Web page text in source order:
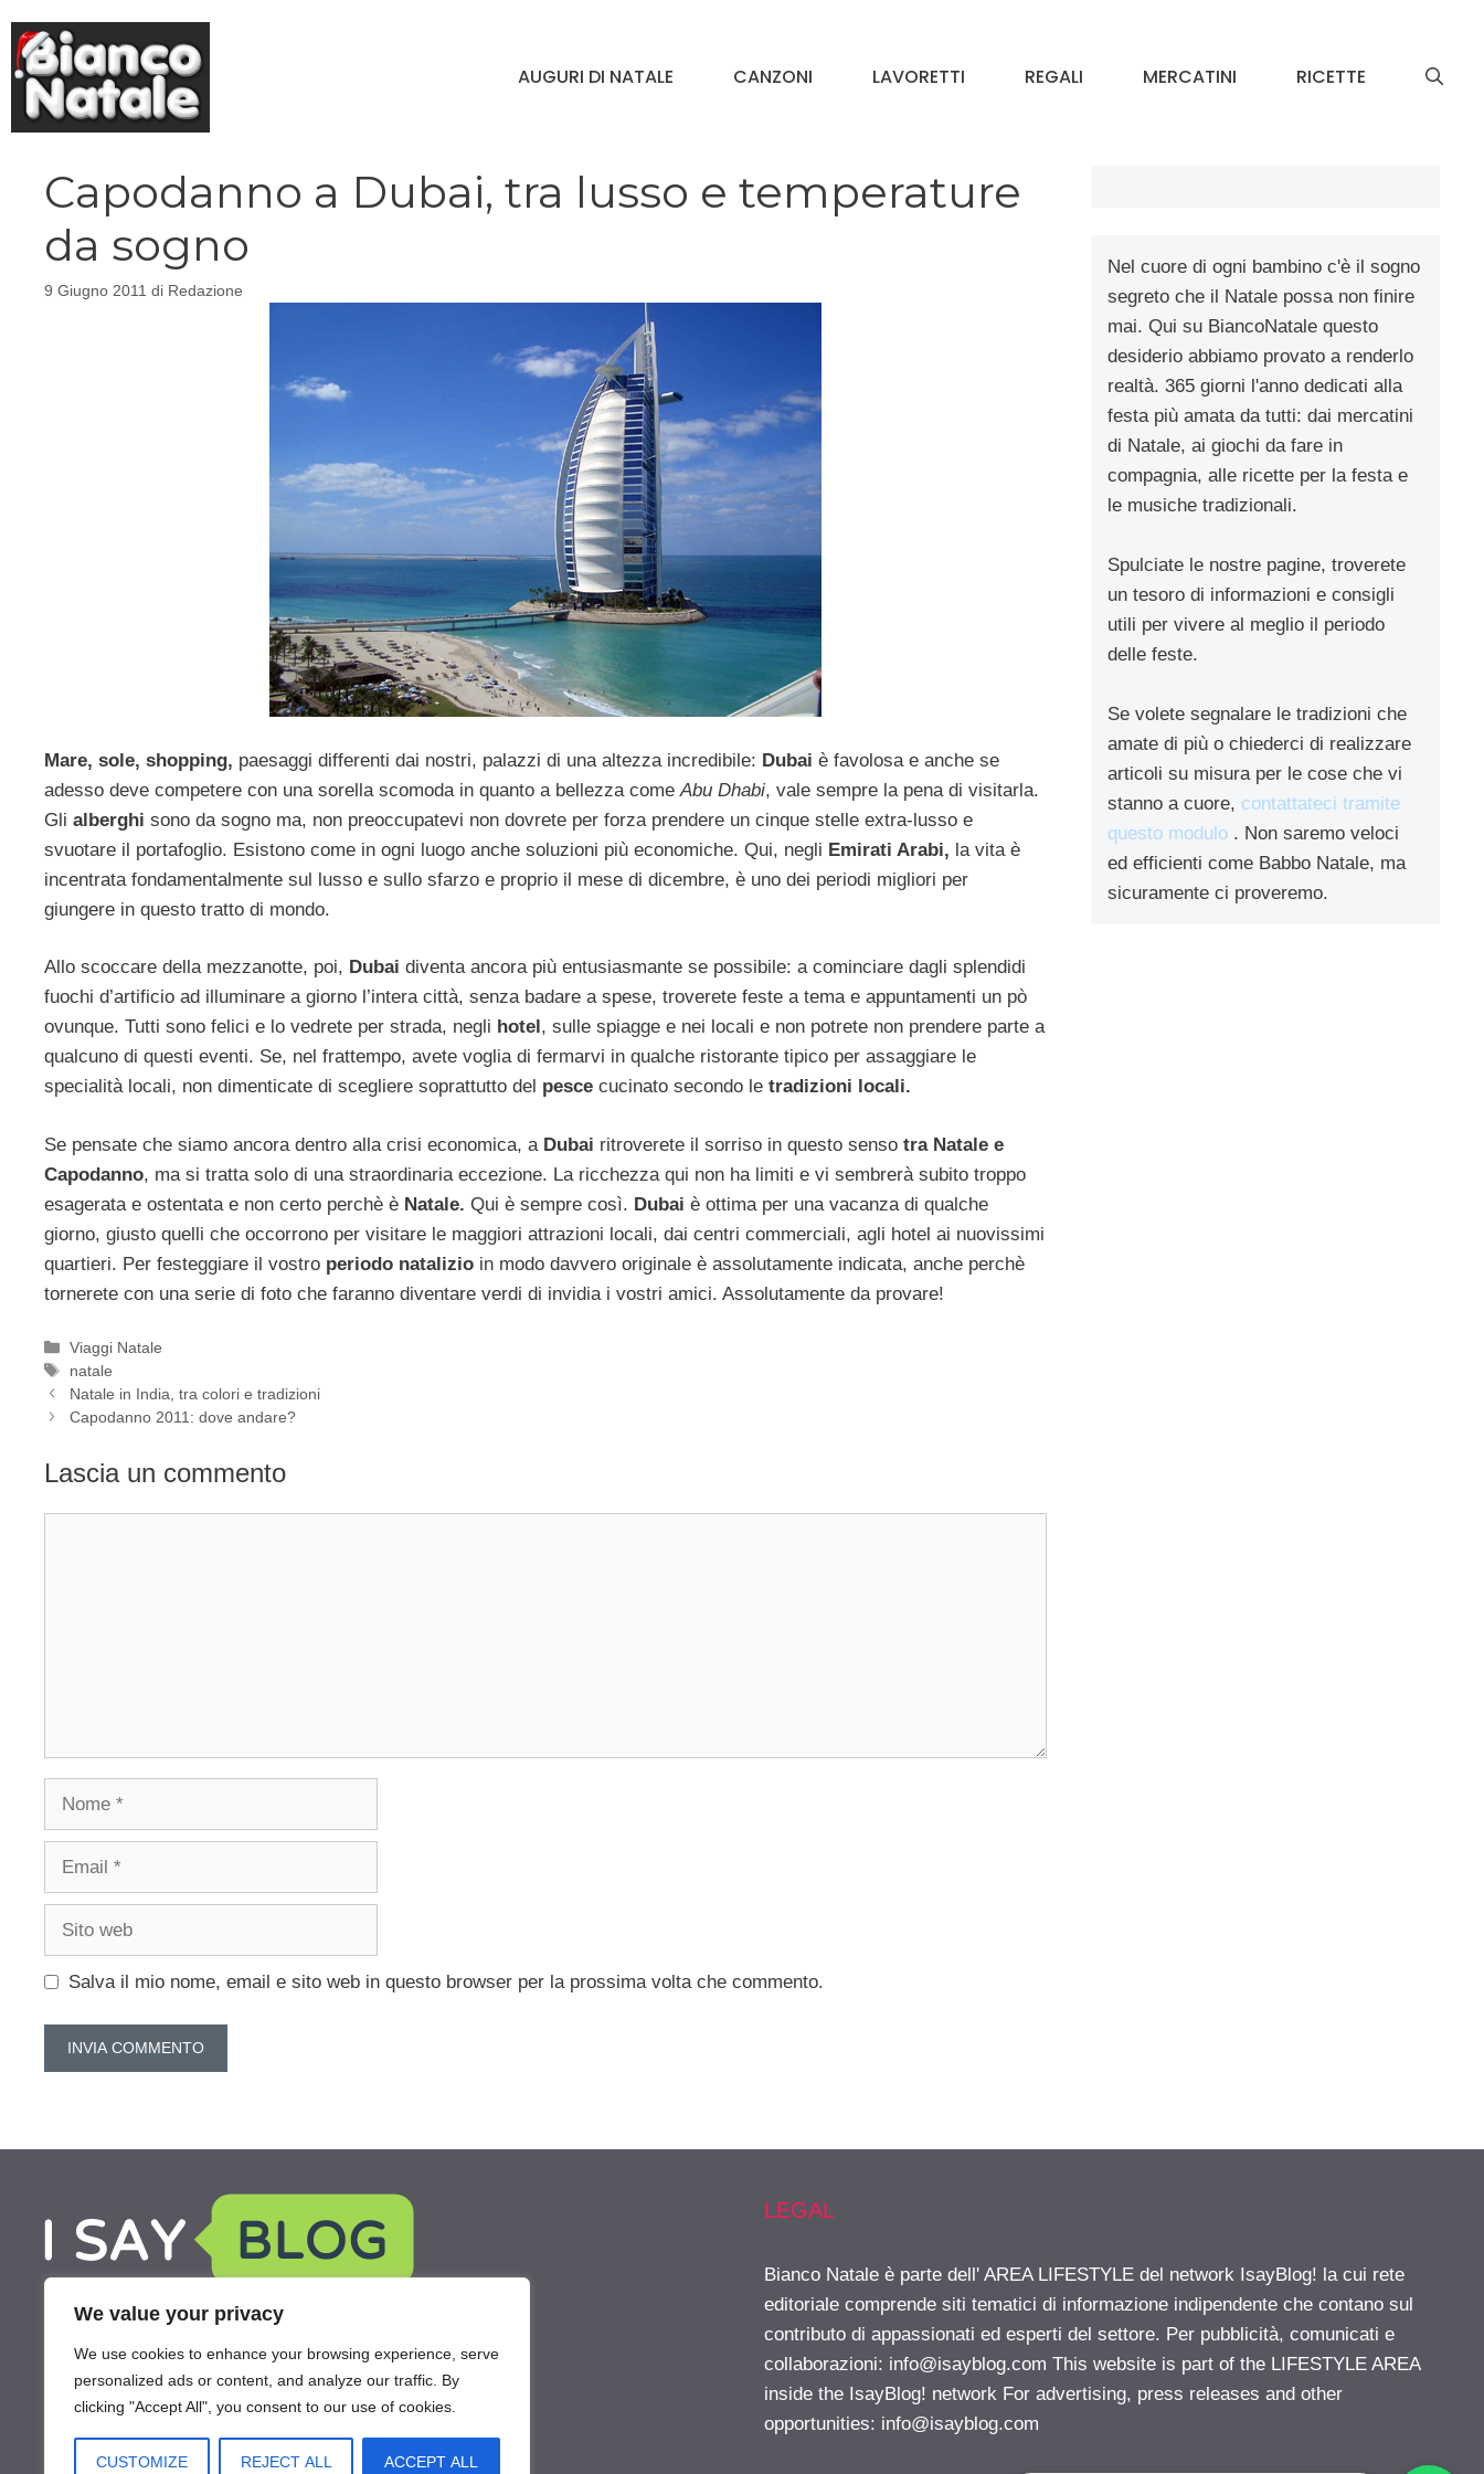
We value your privacy
We use cookies to enhance your browsing experience, serve
personalized ads or content, and analyze our traffic. By
clicking "Accept All", you consent to our use of cookies.
CUSTOMIZE REJECT ALL ACCEPT ALL
contenuto
AUGURI DI NATALE CANZONI LAVORETTI REGALI MERCATINI RICETTE
Capodanno a Dubai, tra lusso e temperature
da sogno
9 Giugno 2011 di Redazione
Mare, sole, shopping, paesaggi differenti dai nostri, palazzi di una altezza incredibile: Dubai è favolosa e anche se
adesso deve competere con una sorella scomoda in quanto a bellezza come Abu Dhabi, vale sempre la pena di visitarla.
Gli alberghi sono da sogno ma, non preoccupatevi non dovrete per forza prendere un cinque stelle extra-lusso e
svuotare il portafoglio. Esistono come in ogni luogo anche soluzioni più economiche. Qui, negli Emirati Arabi, la vita è
incentrata fondamentalmente sul lusso e sullo sfarzo e proprio il mese di dicembre, è uno dei periodi migliori per
giungere in questo tratto di mondo.
Allo scoccare della mezzanotte, poi, Dubai diventa ancora più entusiasmante se possibile: a cominciare dagli splendidi
fuochi d’artificio ad illuminare a giorno l’intera città, senza badare a spese, troverete feste a tema e appuntamenti un pò
ovunque. Tutti sono felici e lo vedrete per strada, negli hotel, sulle spiagge e nei locali e non potrete non prendere parte a
qualcuno di questi eventi. Se, nel frattempo, avete voglia di fermarvi in qualche ristorante tipico per assaggiare le
specialità locali, non dimenticate di scegliere soprattutto del pesce cucinato secondo le tradizioni locali.
Se pensate che siamo ancora dentro alla crisi economica, a Dubai ritroverete il sorriso in questo senso tra Natale e
Capodanno, ma si tratta solo di una straordinaria eccezione. La ricchezza qui non ha limiti e vi sembrerà subito troppo
esagerata e ostentata e non certo perchè è Natale. Qui è sempre così. Dubai è ottima per una vacanza di qualche
giorno, giusto quelli che occorrono per visitare le maggiori attrazioni locali, dai centri commerciali, agli hotel ai nuovissimi
quartieri. Per festeggiare il vostro periodo natalizio in modo davvero originale è assolutamente indicata, anche perchè
tornerete con una serie di foto che faranno diventare verdi di invidia i vostri amici. Assolutamente da provare!
Categorie
Viaggi Natale
Tag
natale
Natale in India, tra colori e tradizioni
Capodanno 2011: dove andare?
Lascia un commento
Salva il mio nome, email e sito web in questo browser per la prossima volta che commento.
Nel cuore di ogni bambino c'è il sogno
segreto che il Natale possa non finire
mai. Qui su BiancoNatale questo
desiderio abbiamo provato a renderlo
realtà. 365 giorni l'anno dedicati alla
festa più amata da tutti: dai mercatini
di Natale, ai giochi da fare in
compagnia, alle ricette per la festa e
le musiche tradizionali.
Spulciate le nostre pagine, troverete
un tesoro di informazioni e consigli
utili per vivere al meglio il periodo
delle feste.
Se volete segnalare le tradizioni che
amate di più o chiederci di realizzare
articoli su misura per le cose che vi
stanno a cuore, contattateci tramite
questo modulo . Non saremo veloci
ed efficienti come Babbo Natale, ma
sicuramente ci proveremo.
LEGAL
Bianco Natale è parte dell' AREA LIFESTYLE del network IsayBlog! la cui rete
editoriale comprende siti tematici di informazione indipendente che contano sul
contributo di appassionati ed esperti del settore. Per pubblicità, comunicati e
collaborazioni: info@isayblog.com This website is part of the LIFESTYLE AREA
inside the IsayBlog! network For advertising, press releases and other
opportunities: info@isayblog.com